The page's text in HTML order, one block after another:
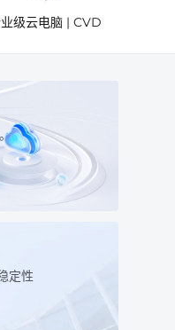
级云电脑 | CVD
定性